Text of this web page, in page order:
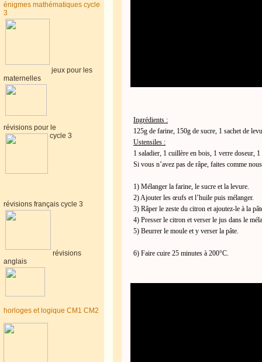
énigmes mathématiques cycle
3
jeux pour les
maternelles
révisions pour le
cycle 3
révisions français cycle 3
révisions
anglais
horloges et logique CM1 CM2
Ingrédients :
125g de farine, 150g de sucre, 1 sachet de
Ustensiles :
1 saladier, 1 cuillère en bois, 1 verre doseur,
Si vous n’avez pas de râpe, faites comme
1) Mélanger la farine, le sucre et la levure.
2) Ajouter les œufs et l’huile puis mélanger.
3) Râper le zeste du citron et ajoutez-le à la
4) Presser le citron et verser le jus dans le
5) Beurrer le moule et y verser la pâte.
6) Faire cuire 25 minutes à 200°C.